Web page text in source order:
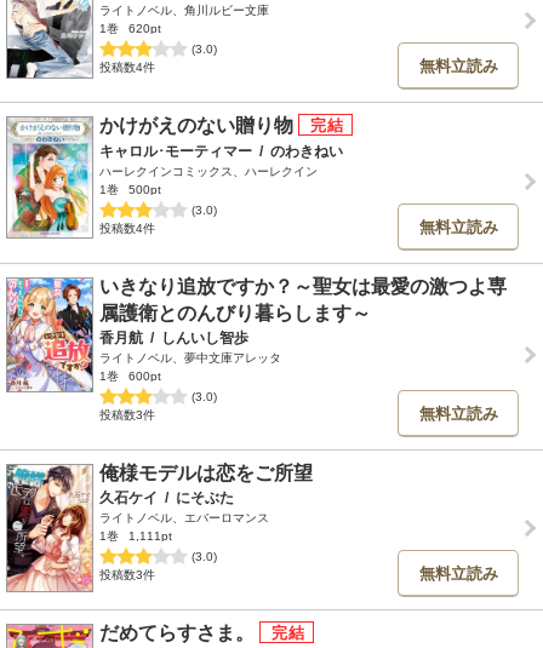
ライトノベル、角川ルビー文庫
1巻
620pt
(3.0)
投稿数4件
無料立読み
かけがえのない贈り物
キャロル･モーティマー / のわきねい
ハーレクインコミックス、ハーレクイン
1巻
500pt
(3.0)
投稿数4件
無料立読み
いきなり追放ですか？～聖女は最愛の激つよ専
属護衛とのんびり暮らします～
香月航 / しんいし智歩
ライトノベル、夢中文庫アレッタ
1巻
600pt
(3.0)
投稿数3件
無料立読み
俺様モデルは恋をご所望
久石ケイ / にそぶた
ライトノベル、エバーロマンス
1巻
1,111pt
(3.0)
投稿数3件
無料立読み
だめてらすさま。